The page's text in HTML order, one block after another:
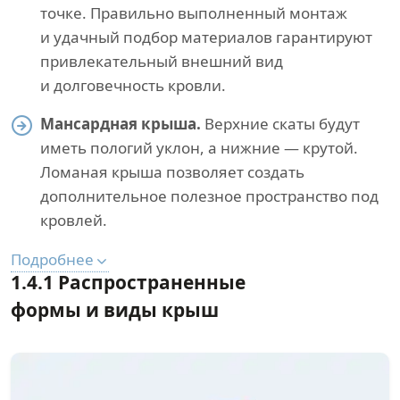
точке. Правильно выполненный монтаж
и удачный подбор материалов гарантируют
привлекательный внешний вид
и долговечность кровли.
Мансардная крыша. Верхние скаты будут
иметь пологий уклон, а нижние — крутой.
Ломаная крыша позволяет создать
дополнительное полезное пространство под
кровлей.
Подробнее
1.4.1 Распространенные
формы и виды крыш